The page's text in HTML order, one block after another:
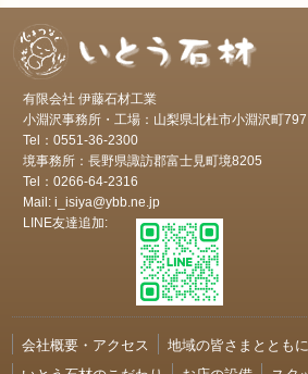
有限会社 伊藤石材工業
小淵沢事務所・工場：山梨県北杜市小淵沢町797
Tel：0551-36-2300
境事務所：長野県諏訪郡富士見町境8205
Tel：0266-64-2316
Mail: i_isiya@ybb.ne.jp
LINE友達追加:
会社概要・アクセス
地域の皆さまとともに